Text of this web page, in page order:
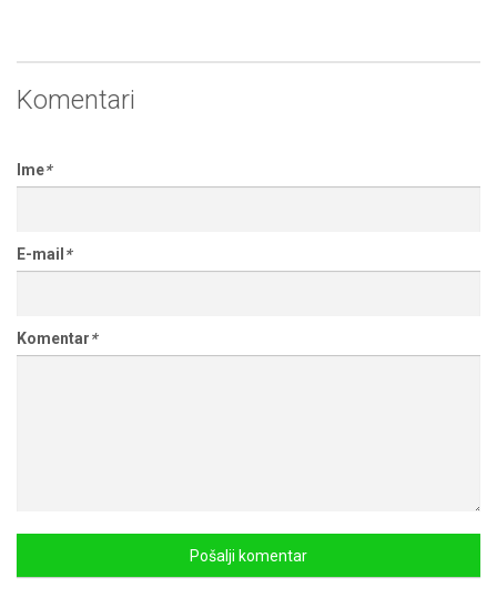
Komentari
Ime*
E-mail *
Komentar*